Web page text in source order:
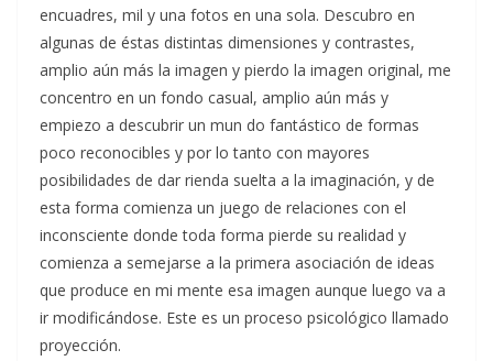
encuadres, mil y una fotos en una sola. Descubro en
algunas de éstas distintas dimensiones y contrastes,
amplio aún más la imagen y pierdo la imagen original, me
concentro en un fondo casual, amplio aún más y
empiezo a descubrir un mun do fantástico de formas
poco reconocibles y por lo tanto con mayores
posibilidades de dar rienda suelta a la imaginación, y de
esta forma comienza un juego de relaciones con el
inconsciente donde toda forma pierde su realidad y
comienza a semejarse a la primera asociación de ideas
que produce en mi mente esa imagen aunque luego va a
ir modificándose. Este es un proceso psicológico llamado
proyección.